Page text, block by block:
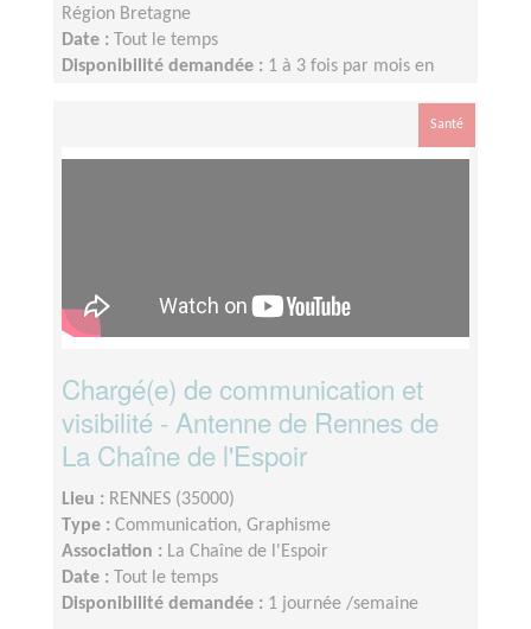
Région Bretagne
Date :
Tout le temps
Disponibilité demandée : 1 à 3 fois par mois en
Santé
Chargé(e) de communication et
visibilité - Antenne de Rennes de
La Chaîne de l'Espoir
Lieu : RENNES (35000)
Type : Communication, Graphisme
Association : La Chaîne de l'Espoir
Date :
Tout le temps
Disponibilité demandée : 1 journée /semaine